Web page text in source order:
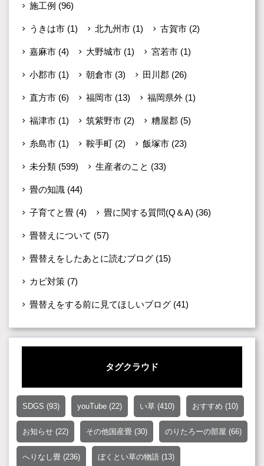
施工例 (96)
うきは市 (1) 北九州市 (1) 古賀市 (2)
嘉麻市 (4) 大野城市 (1) 宮若市 (1)
小郡市 (1) 朝倉市 (3) 田川郡 (26)
直方市 (6) 福岡市 (13) 福岡県外 (1)
福津市 (1) 筑紫野市 (2) 糟屋郡 (5)
糸島市 (1) 鞍手町 (2) 飯塚市 (23)
未分類 (599) 生産者のこと (33)
畳の知識 (44)
子育てと畳 (4) 畳に関する質問(Q＆A) (36)
畳替えについて (57)
畳替えをしたあとに読むブログ (15)
カビ対策 (7)
畳替えをする前に見てほしいブログ (41)
タグクラウド
SDGS (93) youTube (22) い草 (410) おすすめ (10)
お知らせ (22) その他国産畳 (30) のりたろーの部屋 (66)
へりなし畳 (236) ぼくとい草の物語 (13)